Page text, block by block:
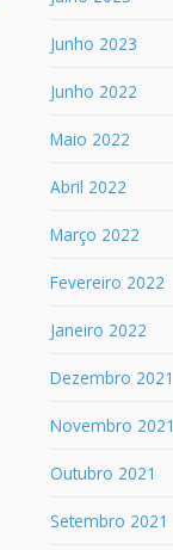
Junho 2023
Junho 2022
Maio 2022
Abril 2022
Março 2022
Fevereiro 2022
Janeiro 2022
Dezembro 2021
Novembro 2021
Outubro 2021
Setembro 2021